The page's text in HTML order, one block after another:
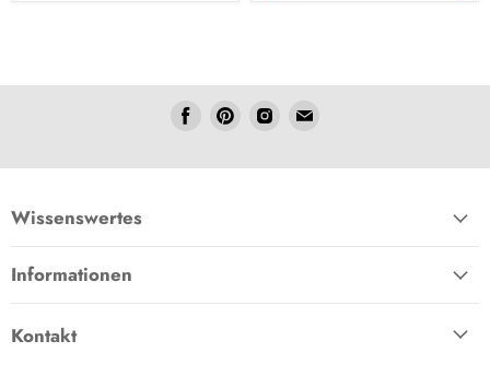
Folgen
Folgen
Folgen
Wissenswertes
Informationen
Kontakt